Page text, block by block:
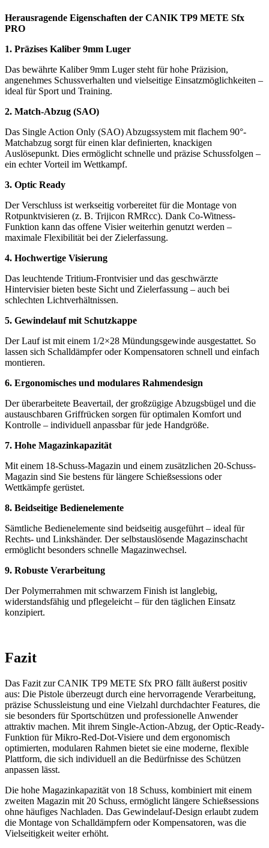
Herausragende Eigenschaften der CANIK TP9 METE Sfx
PRO
1. Präzises Kaliber 9mm Luger
Das bewährte Kaliber 9mm Luger steht für hohe Präzision,
angenehmes Schussverhalten und vielseitige Einsatzmöglichkeiten –
ideal für Sport und Training.
2. Match-Abzug (SAO)
Das Single Action Only (SAO) Abzugssystem mit flachem 90°-
Matchabzug sorgt für einen klar definierten, knackigen
Auslösepunkt. Dies ermöglicht schnelle und präzise Schussfolgen –
ein echter Vorteil im Wettkampf.
3. Optic Ready
Der Verschluss ist werkseitig vorbereitet für die Montage von
Rotpunktvisieren (z. B. Trijicon RMRcc). Dank Co-Witness-
Funktion kann das offene Visier weiterhin genutzt werden –
maximale Flexibilität bei der Zielerfassung.
4. Hochwertige Visierung
Das leuchtende Tritium-Frontvisier und das geschwärzte
Hintervisier bieten beste Sicht und Zielerfassung – auch bei
schlechten Lichtverhältnissen.
5. Gewindelauf mit Schutzkappe
Der Lauf ist mit einem 1/2×28 Mündungsgewinde ausgestattet. So
lassen sich Schalldämpfer oder Kompensatoren schnell und einfach
montieren.
6. Ergonomisches und modulares Rahmendesign
Der überarbeitete Beavertail, der großzügige Abzugsbügel und die
austauschbaren Griffrücken sorgen für optimalen Komfort und
Kontrolle – individuell anpassbar für jede Handgröße.
7. Hohe Magazinkapazität
Mit einem 18-Schuss-Magazin und einem zusätzlichen 20-Schuss-
Magazin sind Sie bestens für längere Schießsessions oder
Wettkämpfe gerüstet.
8. Beidseitige Bedienelemente
Sämtliche Bedienelemente sind beidseitig ausgeführt – ideal für
Rechts- und Linkshänder. Der selbstauslösende Magazinschacht
ermöglicht besonders schnelle Magazinwechsel.
9. Robuste Verarbeitung
Der Polymerrahmen mit schwarzem Finish ist langlebig,
widerstandsfähig und pflegeleicht – für den täglichen Einsatz
konzipiert.
Fazit
Das Fazit zur CANIK TP9 METE Sfx PRO fällt äußerst positiv
aus: Die Pistole überzeugt durch eine hervorragende Verarbeitung,
präzise Schussleistung und eine Vielzahl durchdachter Features, die
sie besonders für Sportschützen und professionelle Anwender
attraktiv machen. Mit ihrem Single-Action-Abzug, der Optic-Ready-
Funktion für Mikro-Red-Dot-Visiere und dem ergonomisch
optimierten, modularen Rahmen bietet sie eine moderne, flexible
Plattform, die sich individuell an die Bedürfnisse des Schützen
anpassen lässt.
Die hohe Magazinkapazität von 18 Schuss, kombiniert mit einem
zweiten Magazin mit 20 Schuss, ermöglicht längere Schießsessions
ohne häufiges Nachladen. Das Gewindelauf-Design erlaubt zudem
die Montage von Schalldämpfern oder Kompensatoren, was die
Vielseitigkeit weiter erhöht.